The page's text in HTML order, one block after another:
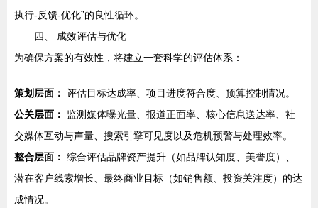
执行-反馈-优化”的良性循环。
四、 成效评估与优化
为确保方案的有效性，将建立一套科学的评估体系：
策划层面： 评估目标达成率、项目进度符合度、预算控制情况。
公关层面：
监测媒体曝光量、报道正面率、核心信息送达率、社
交媒体互动与声量、搜索引擎可见度以及危机预警与处理效率。
整合层面： 综合评估品牌资产提升（如品牌认知度、美誉度）、
潜在客户线索增长、最终商业目标（如销售额、投资关注度）的达
成情况。